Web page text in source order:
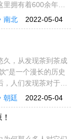
拥有着600余年的
纪50年代末悄然落
"重现江湖"，让更多
2022-05-04
南北
技术
茯苓
久，从发现茶到茶成
"是一个漫长的历史
人们发现茶对于常
区牧民而言，还具
热、除牛羊之毒等特
2022-05-04
朝廷
于明
中国
农产